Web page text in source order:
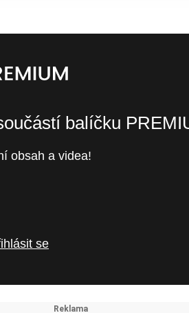
balíčku
obsah a videa!
se